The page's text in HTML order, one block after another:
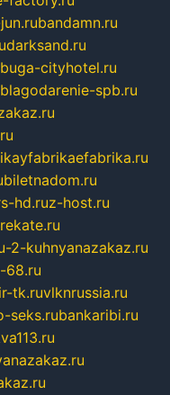
bandamn.ru
darksand.ru
cityhotel.ru
blagodarenie-spb.ru
biletnadom.ru
hd.ruz-host.ru
2-kuhnyanazakaz.ru
68.ru
tk.ruvlknrussia.ru
seks.rubankaribi.ru